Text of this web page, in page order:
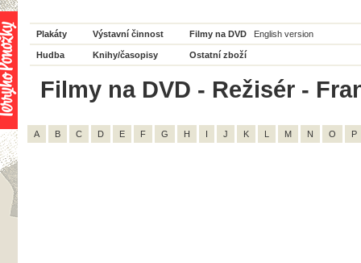
Plakáty Výstavní činnost Filmy na DVD English version
Hudba Knihy/časopisy Ostatní zboží
Filmy na DVD - Režisér -
A B C D E F G H I J K L M N O P